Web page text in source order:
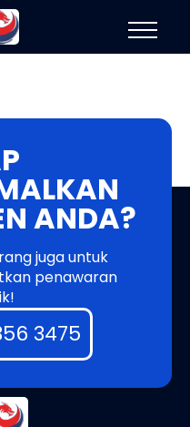
ANDA?
juga untuk
penawaran
3475